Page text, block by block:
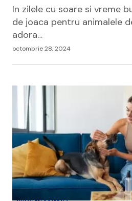
In zilele cu soare si vreme
de joaca pentru animalele
adora…
octombrie 28, 2024